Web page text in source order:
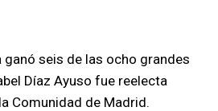
ganó seis de las ocho grandes
Díaz Ayuso fue reelecta
Comunidad de Madrid.